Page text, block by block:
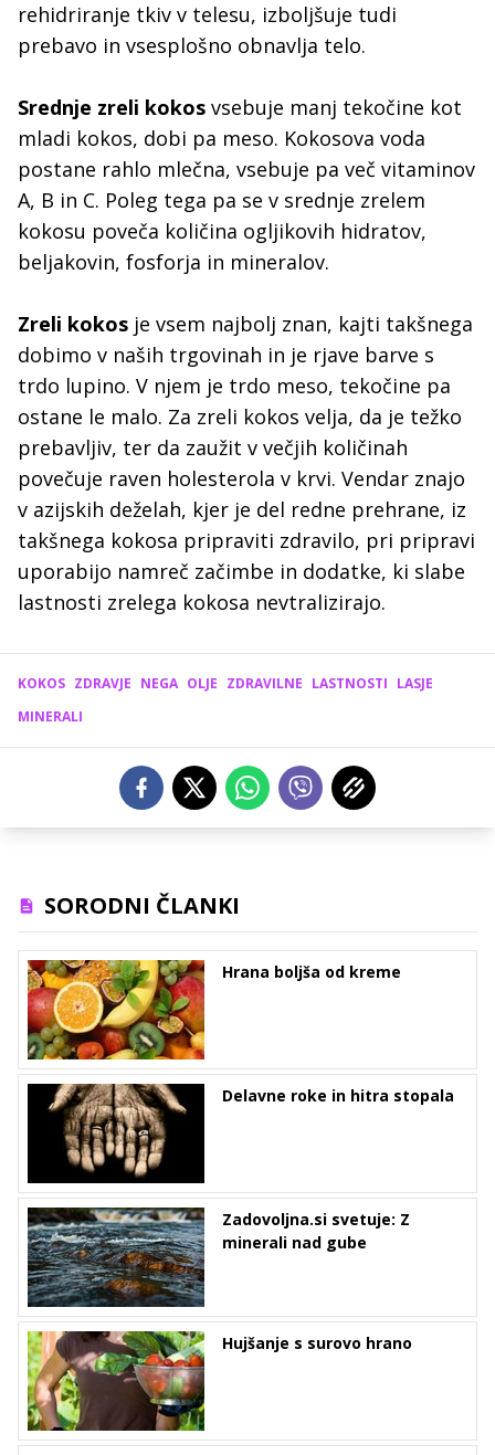
rehidriranje tkiv v telesu, izboljšuje tudi
prebavo in vsesplošno obnavlja telo.
Srednje zreli kokos vsebuje manj tekočine kot
mladi kokos, dobi pa meso. Kokosova voda
postane rahlo mlečna, vsebuje pa več vitaminov
A, B in C. Poleg tega pa se v srednje zrelem
kokosu poveča količina ogljikovih hidratov,
beljakovin, fosforja in mineralov.
Zreli kokos je vsem najbolj znan, kajti takšnega
dobimo v naših trgovinah in je rjave barve s
trdo lupino. V njem je trdo meso, tekočine pa
ostane le malo. Za zreli kokos velja, da je težko
prebavljiv, ter da zaužit v večjih količinah
povečuje raven holesterola v krvi. Vendar znajo
v azijskih deželah, kjer je del redne prehrane, iz
takšnega kokosa pripraviti zdravilo, pri pripravi
uporabijo namreč začimbe in dodatke, ki slabe
lastnosti zrelega kokosa nevtralizirajo.
KOKOS ZDRAVJE NEGA OLJE ZDRAVILNE LASTNOSTI LASJE
MINERALI
SORODNI ČLANKI
Hrana boljša od kreme
Delavne roke in hitra stopala
Zadovoljna.si svetuje: Z
minerali nad gube
Hujšanje s surovo hrano